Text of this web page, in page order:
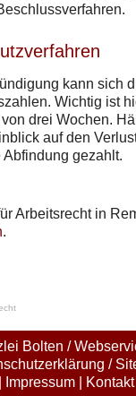
kann sich
Wichtig ist
drei Wochen.
auf den
gezahlt.
Arbeitsrecht in
.
Bolten /
/
Impressum Kontakt